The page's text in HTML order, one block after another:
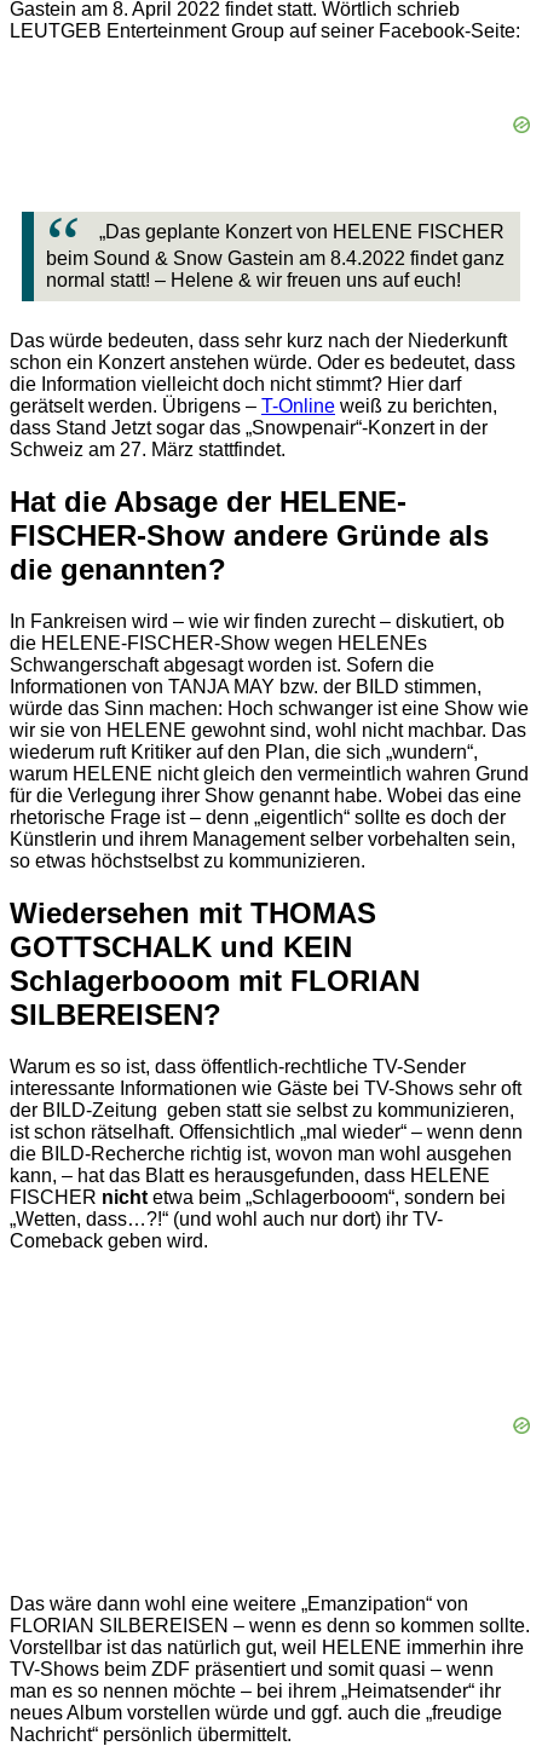
Gastein am 8. April 2022 findet statt. Wörtlich schrieb
LEUTGEB Enterteinment Group auf seiner Facebook-Seite:
„Das geplante Konzert von HELENE FISCHER
beim Sound & Snow Gastein am 8.4.2022 findet ganz
normal statt! – Helene & wir freuen uns auf euch!
Das würde bedeuten, dass sehr kurz nach der Niederkunft
schon ein Konzert anstehen würde. Oder es bedeutet, dass
die Information vielleicht doch nicht stimmt? Hier darf
gerätselt werden. Übrigens – T-Online weiß zu berichten,
dass Stand Jetzt sogar das „Snowpenair“-Konzert in der
Schweiz am 27. März stattfindet.
Hat die Absage der HELENE-
FISCHER-Show andere Gründe als
die genannten?
In Fankreisen wird – wie wir finden zurecht – diskutiert, ob
die HELENE-FISCHER-Show wegen HELENEs
Schwangerschaft abgesagt worden ist. Sofern die
Informationen von TANJA MAY bzw. der BILD stimmen,
würde das Sinn machen: Hoch schwanger ist eine Show wie
wir sie von HELENE gewohnt sind, wohl nicht machbar. Das
wiederum ruft Kritiker auf den Plan, die sich „wundern“,
warum HELENE nicht gleich den vermeintlich wahren Grund
für die Verlegung ihrer Show genannt habe. Wobei das eine
rhetorische Frage ist – denn „eigentlich“ sollte es doch der
Künstlerin und ihrem Management selber vorbehalten sein,
so etwas höchstselbst zu kommunizieren.
Wiedersehen mit THOMAS
GOTTSCHALK und KEIN
Schlagerbooom mit FLORIAN
SILBEREISEN?
Warum es so ist, dass öffentlich-rechtliche TV-Sender
interessante Informationen wie Gäste bei TV-Shows sehr oft
der BILD-Zeitung geben statt sie selbst zu kommunizieren,
ist schon rätselhaft. Offensichtlich „mal wieder“ – wenn denn
die BILD-Recherche richtig ist, wovon man wohl ausgehen
kann, – hat das Blatt es herausgefunden, dass HELENE
FISCHER nicht etwa beim „Schlagerbooom“, sondern bei
„Wetten, dass…?!“ (und wohl auch nur dort) ihr TV-
Comeback geben wird.
Das wäre dann wohl eine weitere „Emanzipation“ von
FLORIAN SILBEREISEN – wenn es denn so kommen sollte.
Vorstellbar ist das natürlich gut, weil HELENE immerhin ihre
TV-Shows beim ZDF präsentiert und somit quasi – wenn
man es so nennen möchte – bei ihrem „Heimatsender“ ihr
neues Album vorstellen würde und ggf. auch die „freudige
Nachricht“ persönlich übermittelt.